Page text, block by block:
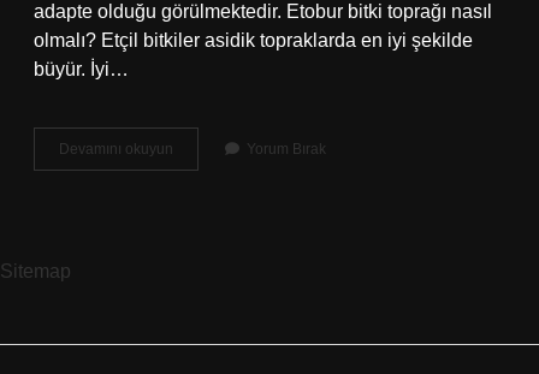
adapte olduğu görülmektedir. Etobur bitki toprağı nasıl
olmalı? Etçil bitkiler asidik topraklarda en iyi şekilde
büyür. İyi…
Devamını okuyun
Bitki
Yorum Bırak
Sitemap